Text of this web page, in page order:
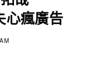
心瘋廣告